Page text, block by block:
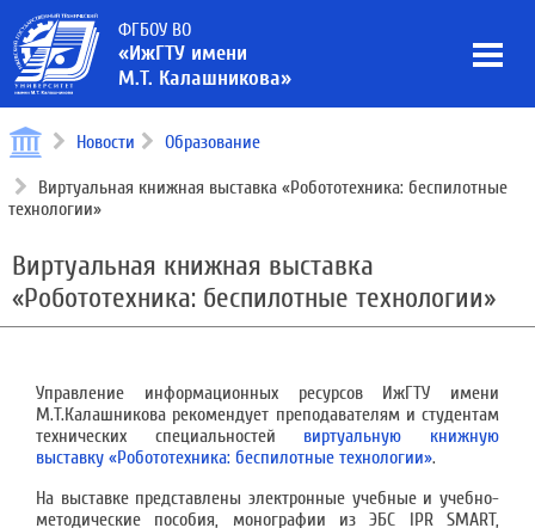
ФГБОУ ВО
«ИжГТУ имени
М.Т. Калашникова»
Новости Образование
Виртуальная книжная выставка «Робототехника: беспилотные
технологии»
Виртуальная книжная выставка
«Робототехника: беспилотные технологии»
Управление информационных ресурсов ИжГТУ имени
М.Т.Калашникова рекомендует преподавателям и студентам
технических специальностей виртуальную книжную
выставку «Робототехника: беспилотные технологии».
На выставке представлены электронные учебные и учебно-
методические пособия, монографии из ЭБС IPR SMART,